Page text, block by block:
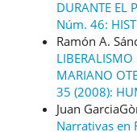
DURANTE EL
Núm. 46:
Ramón A.
LIBERALISMO
MARIANO
35 (2008):
Juan
Narrativas en